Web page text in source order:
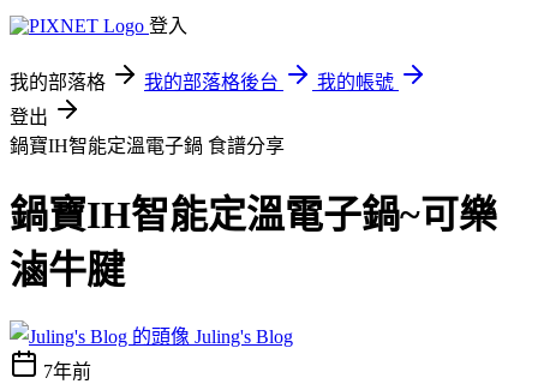
登入
我的部落格 我的部落格後台
我的帳號
登出
鍋寶IH智能定溫電子鍋 食譜分享
鍋寶IH智能定溫電子鍋~可樂
滷牛腱
Juling's Blog
7年前